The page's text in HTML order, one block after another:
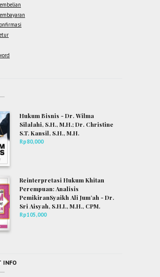
Hukum Bisnis - Dr. Wilma
Silalahi, S.H., M.H.; Dr. Christine
S.T. Kansil, S.H., M.H.
Rp80,000
Reinterpretasi Hukum Khitan
Perempuan: Analisis
PemikiranSyaikh Ali Jum’ah - Dr.
Sri Aisyah, S.H.I., M.H., CPM.
Rp105,000
INFO